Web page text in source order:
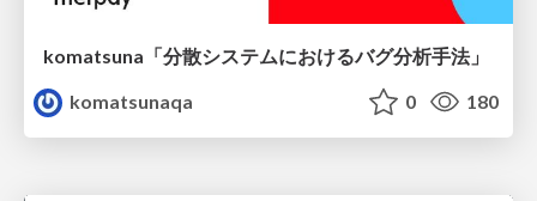
komatsuna「分散システムにおけるバグ分析手法」
komatsunaqa
0 180